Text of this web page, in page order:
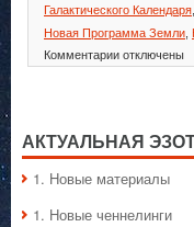
Галактического Календаря
Новая Программа Земли
Комментариик
записи
Программа
Земли
отключены
АКТУАЛЬНАЯ
1. Hовые материалы
1. Hовые ченнелинги